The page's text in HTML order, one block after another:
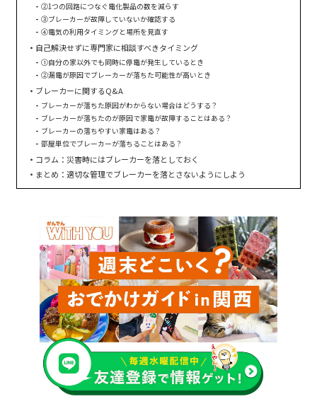
②1つの回路につなぐ電化製品の数を減らす
③ブレーカーが故障していないか確認する
④電気の利用タイミングと場所を見直す
自己解決せずに専門家に相談すべきタイミング
①自分の家以外でも同時に停電が発生しているとき
②漏電が原因でブレーカーが落ちた可能性が高いとき
ブレーカーに関するQ&A
ブレーカーが落ちた原因がわからない場合はどうする？
ブレーカーが落ちたのが原因で家電が故障することはある？
ブレーカーの落ちやすい家電はある？
部屋単位でブレーカーが落ちることはある？
コラム：災害時にはブレーカーを落としておく
まとめ：適切な管理でブレーカーを落とさないようにしよう